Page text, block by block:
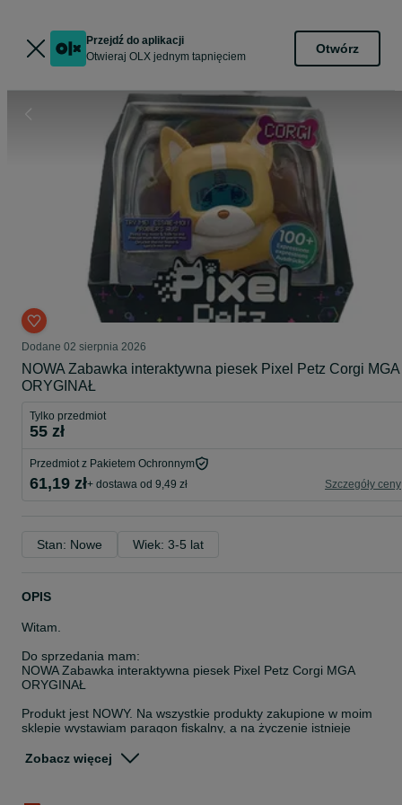
Przejdź do aplikacji
Otwieraj OLX jednym tapnięciem
Otwórz
Dodane 02 sierpnia 2026
NOWA Zabawka interaktywna piesek Pixel Petz Corgi MGA
ORYGINAŁ
Tylko przedmiot
55 zł
Przedmiot z Pakietem Ochronnym
61,19 zł+ dostawa od 9,49 zł Szczegóły ceny
Stan: Nowe Wiek: 3-5 lat
OPIS
Witam.
Do sprzedania mam:
NOWA Zabawka interaktywna piesek Pixel Petz Corgi MGA
ORYGINAŁ
Produkt jest NOWY. Na wszystkie produkty zakupione w moim
sklepie wystawiam paragon fiskalny, a na życzenie istnieje
Zobacz więcej